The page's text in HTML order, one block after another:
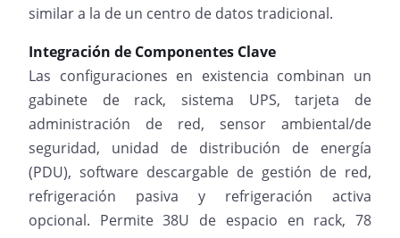
similar a la de un centro de datos tradicional.
Integración de Componentes Clave
Las configuraciones en existencia combinan un
gabinete de rack, sistema UPS, tarjeta de
administración de red, sensor ambiental/de
seguridad, unidad de distribución de energía
(PDU), software descargable de gestión de red,
refrigeración pasiva y refrigeración activa
opcional. Permite 38U de espacio en rack, 78